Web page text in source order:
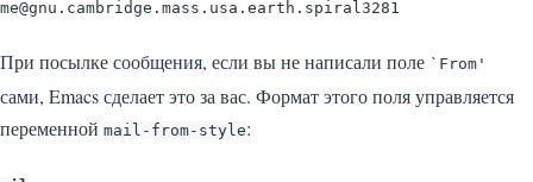
При посылке сообщения, если вы не написали поле `From'
сами, Emacs сделает это за вас. Формат этого поля управляется
переменной mail-from-style: